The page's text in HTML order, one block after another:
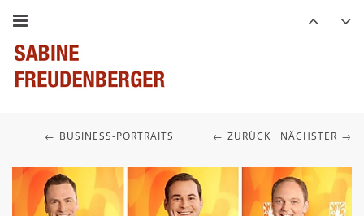
ZURÜCK NÄCHSTER
BUSINESS-PORTRAITS